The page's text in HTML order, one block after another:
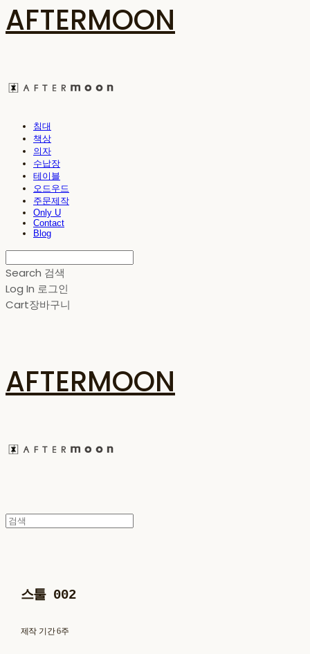
AFTERMOON
침대
책상
의자
수납장
테이블
오드우드
주문제작
Only U
Contact
Blog
Search 검색
Log In 로그인
Cart장바구니
AFTERMOON
스툴 002
제작 기간 6주